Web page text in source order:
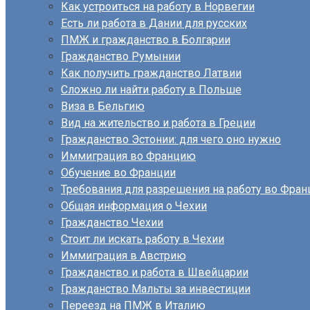
Как устроиться на работу в Норвегии
Есть ли работа в Дании для русских
ПМЖ и гражданство в Болгарии
Гражданство Румынии
Как получить гражданство Латвии
Сложно ли найти работу в Польше
Виза в Бельгию
Вид на жительство и работа в Греции
Гражданство Эстонии: для чего оно нужно
Иммиграция во Францию
Обучение во Франции
Требования для разрешения на работу во
Общая информация о Чехии
Гражданство Чехии
Стоит ли искать работу в Чехии
Иммиграция в Австрию
Гражданство и работа в Швейцарии
Гражданство Мальты за инвестиции
Переезд на ПМЖ в Италию